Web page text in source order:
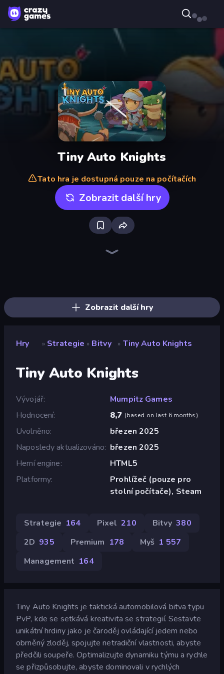
Tiny Auto Knights
Tato hra je dostupná pouze na počítačích
Zobrazit další hry
Zobrazit další hry
Hry » Strategie » Bitvy » Tiny Auto Knights
Tiny Auto Knights
Vývojář
Mumpitz Games
Hodnocení
8,7 (based on last 6 months)
Uvolněno
březen 2025
Naposledy aktualizováno březen 2025
Herní engine
HTML5
Platformy
Prohlížeč (pouze pro
stolní počítače), Steam
Strategie 164 Pixel 210 Bitvy 380
2D 935 Premium 178 Myš 1 557
Management 164
Tiny Auto Knights je taktická automobilová bitva typu
PvP, kde se setkává kreativita se strategií. Sestavte
unikátní hrdiny jako je čaroděj ovládající jedem nebo
obrněný zloděj, spojujte netradiční vlastnosti, abyste
předčili soupeře. Optimalizujte dynamiku týmu a rychle
se přizpůsobujte, abyste dominovali v rychlých